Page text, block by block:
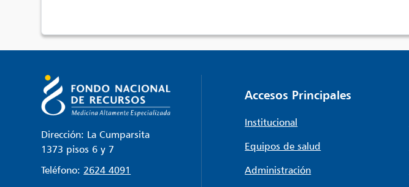
Dirección: La Cumparsita
1373 pisos 6 y 7
Teléfono: 2624 4091
Accesos Principales
Institucional
Equipos de salud
Administración